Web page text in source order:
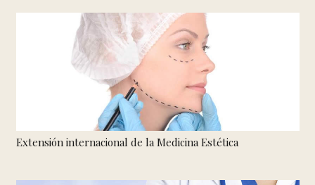
Extensión internacional de la Medicina Estética